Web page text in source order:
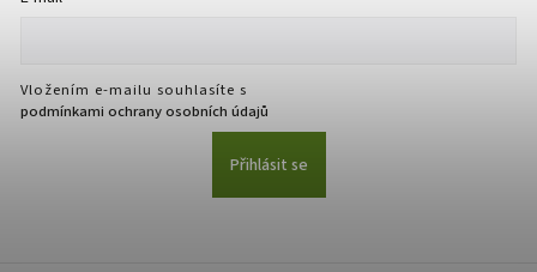
Vložením e-mailu souhlasíte s
podmínkami ochrany osobních údajů
Přihlásit se